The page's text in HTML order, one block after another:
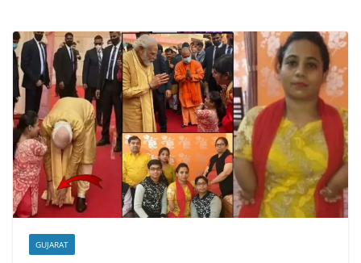
GUJARAT